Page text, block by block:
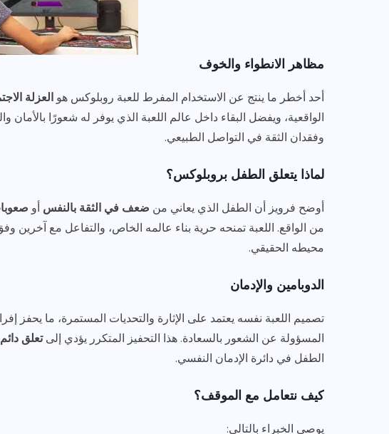
مظاهر الانطواء والخوف
أحد أخطر ما ينتج عن الاستخدام المفرط للعبة روبلوكس هو العزلة
الواقعية، ويفضل البقاء داخل عالم اللعبة الذي يوفر له شعورًا بالأمان
وفقدان الثقة في التواصل الطبيعي.
لماذا يتعلق الطفل بروبلوكس؟
أوضح فرويز أن الطفل الذي يعاني من ضعف في الثقة بالنفس أو
من الواقع. اللعبة تمنحه حرية بناء عالمه الخاص، والتفاعل مع آخرين
محيطه الحقيقي.
الدوبامين والإدمان
تصميم اللعبة نفسه يعتمد على الإثارة والتحديات المستمرة، ما يحفز
المسؤولة عن الشعور بالسعادة. هذا التحفيز المتكرر يؤدي إلىتعلق دائم
الطفل في دائرة الإدمان النفسي.
كيف نتعامل مع الموقف؟
يوصي الخبراء بالتالي: